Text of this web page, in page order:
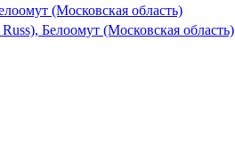
(Московская область)
Белоомут (Московская область)